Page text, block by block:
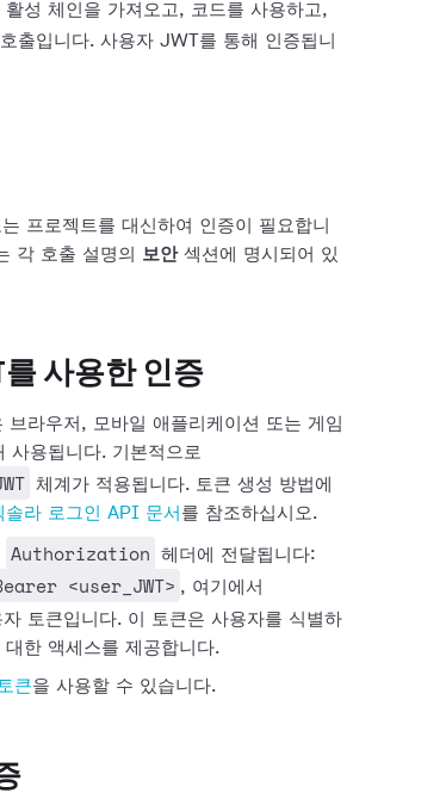
활성 체인을 가져오고, 코드를 사용하고,
출입니다. 사용자 JWT를 통해 인증됩니
프로젝트를 대신하여 인증이 필요합니
각 호출 설명의 보안섹션에 명시되어 있
를 사용한 인증
라우저, 모바일 애플리케이션 또는 게임
사용됩니다. 기본적으로
체계가 적용됩니다. 토큰 생성 방법에
솔라 로그인 API 문서 를 참조하십시오.
Authorization 헤더에 전달됩니다:
<user_JWT> , 여기에서
자 토큰입니다. 이 토큰은 사용자를 식별하
한 액세스를 제공합니다.
큰을 사용할 수 있습니다.